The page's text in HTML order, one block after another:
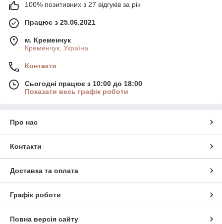
100% позитивних з 27 відгуків за рік
Працює з 25.06.2021
м. Кременчук
Кременчук, Україна
Контакти
Сьогодні працює з 10:00 до 18:00
Показати весь графік роботи
Про нас
Контакти
Доставка та оплата
Графік роботи
Повна версія сайту